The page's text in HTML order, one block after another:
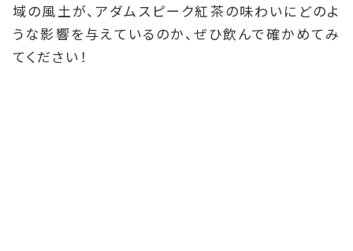
域の風土が、アダムスピーク紅茶の味わいにどのよ
うな影響を与えているのか、ぜひ飲んで確かめてみ
てください！